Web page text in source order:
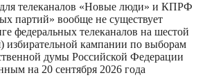
телеканалов «Новые люди» и КПРФ
партий» вообще не существует
федеральных телеканалов на шестой
избирательной кампании по выборам
думы Российской Федерации
на 20 сентября 2026 года